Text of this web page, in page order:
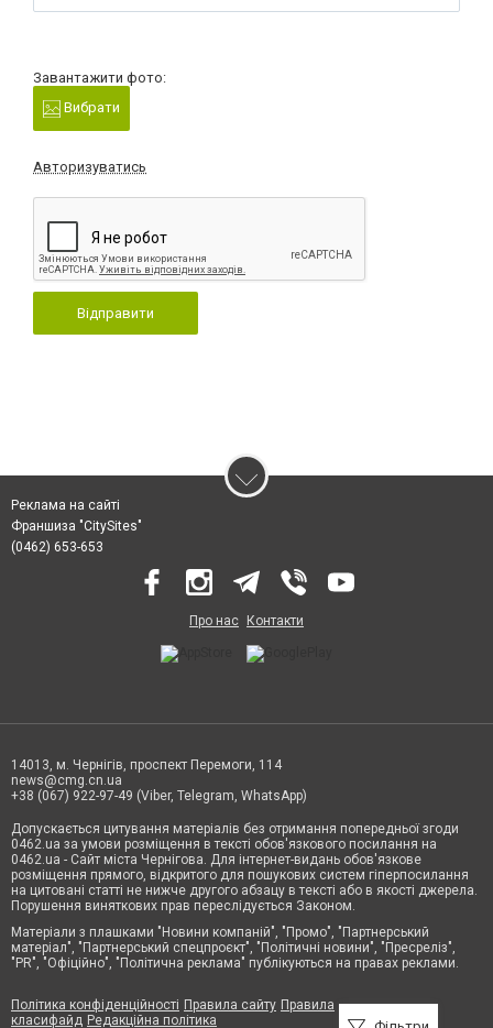
Завантажити фото:
Вибрати
Авторизуватись
Відправити
Реклама на сайті
Франшиза "CitySites"
(0462) 653-653
Про нас Контакти
14013, м. Чернігів, проспект Перемоги, 114
news@cmg.cn.ua
+38 (067) 922-97-49 (Viber, Telegram, WhatsApp)
Допускається цитування матеріалів без отримання попередньої згоди
0462.ua за умови розміщення в тексті обов'язкового посилання на
0462.ua - Сайт міста Чернігова. Для інтернет-видань обов'язкове
розміщення прямого, відкритого для пошукових систем гіперпосилання
на цитовані статті не нижче другого абзацу в тексті або в якості джерела.
Порушення виняткових прав переслідується Законом.
Матеріали з плашками "Новини компаній", "Промо", "Партнерський
матеріал", "Партнерський спецпроєкт", "Політичні новини", "Пресреліз",
"PR", "Офіційно", "Політична реклама" публікуються на правах реклами.
Політика конфіденційності Правила сайту Правила
класифайд Редакційна політика